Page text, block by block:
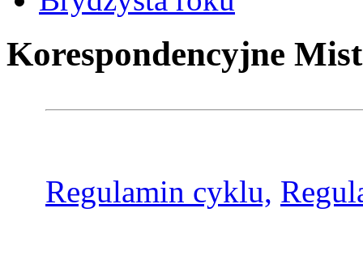
Korespondencyjne
Regulamin cyklu,